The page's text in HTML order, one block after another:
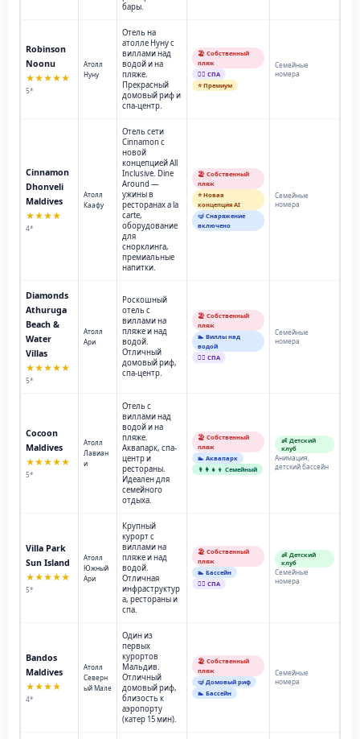
бары.
Robinson
Noonu
★★★★★
5*
Атолл
Нуну
Отель на
атолле Нуну с
виллами над
водой и на
пляже.
Прекрасный
домовый риф и
спа-центр.
🏖️ Собственный
пляж
💆‍♂️ СПА
⭐ Премиум
Семейные
номера
Cinnamon
Dhonveli
Maldives
★★★★
4*
Атолл
Каафу
Отель сети
Cinnamon с
новой
концепцией All
Inclusive. Dine
Around —
ужины в
ресторанах a la
carte,
оборудование
для
снорклинга,
премиальные
напитки.
🏖️ Собственный
пляж
⭐ Новая
концепция AI
🤿 Снаряжение
включено
Семейные
номера
Diamonds
Athuruga
Beach &
Water
Villas
★★★★★
5*
Атолл
Ари
Роскошный
отель с
виллами на
пляже и над
водой.
Отличный
домовый риф,
спа-центр.
🏖️ Собственный
пляж
🏊 Виллы над
водой
💆‍♂️ СПА
Семейные
номера
Cocoon
Maldives
★★★★★
5*
Атолл
Лавиан
и
Отель с
виллами над
водой и на
пляже.
Аквапарк, спа-
центр и
рестораны.
Идеален для
семейного
отдыха.
🏖️ Собственный
пляж
🏊 Аквапарк
👨‍👩‍👧‍👦 Семейный
👶 Детский
клуб
Анимация,
детский бассейн
Villa Park
Sun Island
★★★★★
5*
Атолл
Южный
Ари
Крупный
курорт с
виллами на
пляже и над
водой.
Отличная
инфраструктур
а, рестораны и
спа.
🏖️ Собственный
пляж
🏊 Бассейн
💆‍♂️ СПА
👶 Детский
клуб
Семейные
номера
Bandos
Maldives
★★★★
4*
Атолл
Северн
ый Мале
Один из
первых
курортов
Мальдив.
Отличный
домовый риф,
близость к
аэропорту
(катер 15 мин).
🏖️ Собственный
пляж
🤿 Домовый риф
🏊 Бассейн
Семейные
номера